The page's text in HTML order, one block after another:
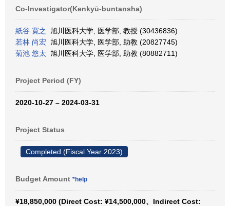
Co-Investigator(Kenkyū-buntansha)
紙谷 寛之
旭川医科大学, 医学部, 教授 (30436836)
若林 尚宏 旭川医科大学, 医学部, 助教 (20827745)
菊池 悠太 旭川医科大学, 医学部, 助教 (80882711)
Project Period (FY)
2020-10-27 – 2024-03-31
Project Status
Completed (Fiscal Year 2023)
Budget Amount *help
¥18,850,000 (Direct Cost: ¥14,500,000、Indirect Cost: